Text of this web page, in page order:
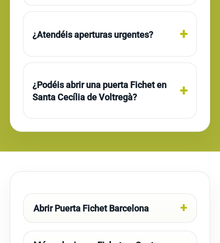
¿Atendéis aperturas urgentes?
¿Podéis abrir una puerta Fichet en
Santa Cecília de Voltregà?
Abrir Puerta Fichet Barcelona